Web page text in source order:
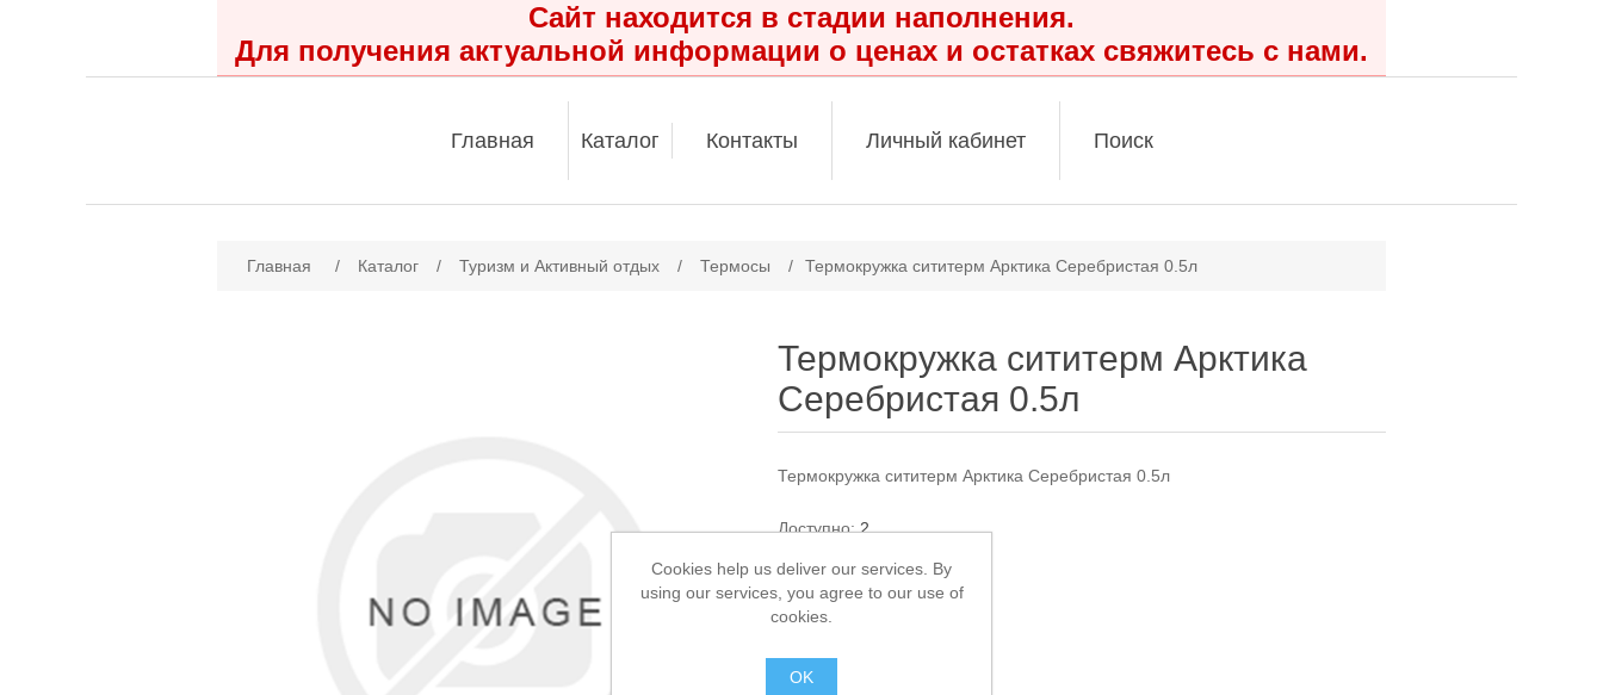
Сайт находится в стадии наполнения.
Для получения актуальной информации о ценах и остатках свяжитесь с нами.
Главная Каталог Контакты Личный кабинет Поиск
Главная / Каталог / Туризм и Активный отдых / Термосы / Термокружка сититерм Арктика Серебристая 0.5л
Термокружка сититерм Арктика
Серебристая 0.5л
Термокружка сититерм Арктика Серебристая 0.5л
Доступно: 2
1 550,00 ₽
Cookies help us deliver our services. By
using our services, you agree to our use of
cookies.
OK